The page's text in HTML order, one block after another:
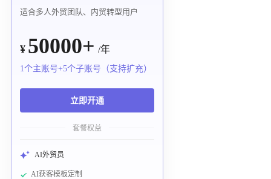
适合多人外贸团队、内贸转型用户
¥ 50000+ /年
1个主账号+5个子账号（支持扩充）
立即开通
套餐权益
AI外贸员
AI获客模板定制